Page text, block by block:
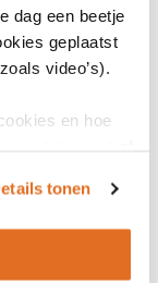
dag een beetje
geplaatst
video’s).
en hoe
tonen